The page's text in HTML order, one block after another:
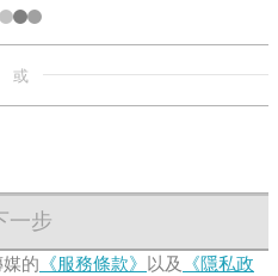
或
一步
的 《服務條款》 以及 《隱私政